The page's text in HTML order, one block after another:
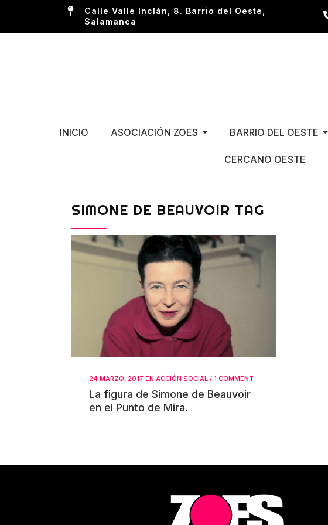
Calle Valle Inclán, 8. Barrio del Oeste,
Salamanca
INICIO ASOCIACIÓN ZOES BARRIO DEL OESTE
CERCANO OESTE
SIMONE DE BEAUVOIR TAG
24 MARZO, 2017 EN ACCIÓN SOCIAL / 1 COMMENT
La figura de Simone de Beauvoir
en el Punto de Mira.